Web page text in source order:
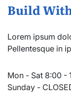
Build
Lorem ipsum
Pellentesque in
Mon - Sat 8:00 -
Sunday -